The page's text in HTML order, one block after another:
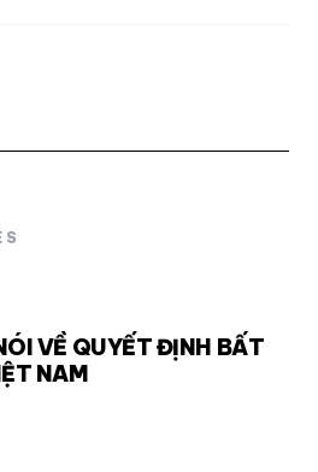
VỀ QUYẾT ĐỊNH BẤT
NAM